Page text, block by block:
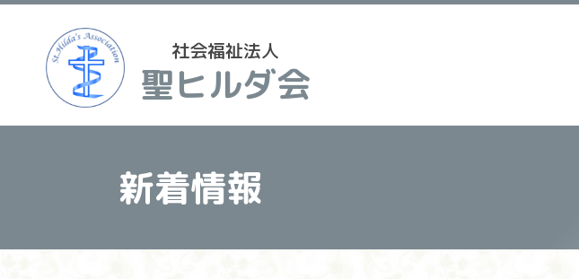
社会福祉法人
聖ヒルダ会
新着情報